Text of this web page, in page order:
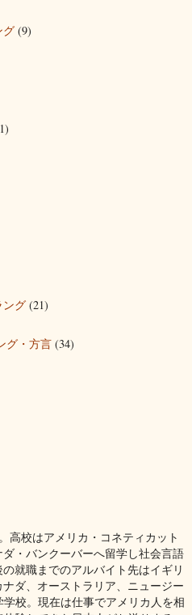
グ (9)
ング (21)
グ・方言 (34)
高校はアメリカ・コネティカット
・バンクーバーへ留学し社会言語
就職までのアルバイト先はイギリ
ダ、オーストラリア、ニュージー
校。現在は仕事でアメリカ人を相